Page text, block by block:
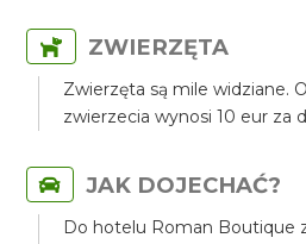
ZWIERZĘTA
Zwierzęta są mile widziane.
zwierzecia wynosi 10 eur za
JAK DOJECHAĆ?
Do hotelu Roman Boutique